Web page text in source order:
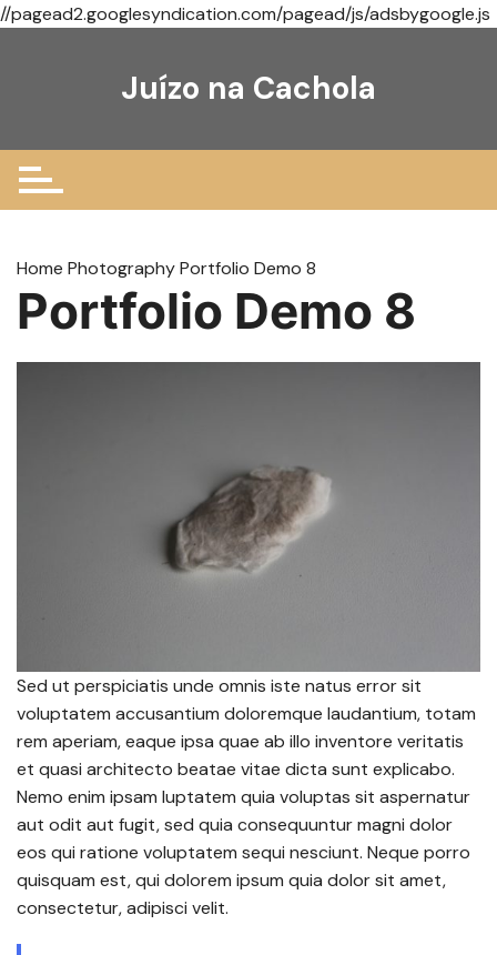
//pagead2.googlesyndication.com/pagead/js/adsbygoogle.js
Juízo na Cachola
Home PhotographyPortfolio Demo 8
Portfolio Demo 8
Sed ut perspiciatis unde omnis iste natus error sit
voluptatem accusantium doloremque laudantium, totam
rem aperiam, eaque ipsa quae ab illo inventore veritatis
et quasi architecto beatae vitae dicta sunt explicabo.
Nemo enim ipsam luptatem quia voluptas sit aspernatur
aut odit aut fugit, sed quia consequuntur magni dolor
eos qui ratione voluptatem sequi nesciunt. Neque porro
quisquam est, qui dolorem ipsum quia dolor sit amet,
consectetur, adipisci velit.